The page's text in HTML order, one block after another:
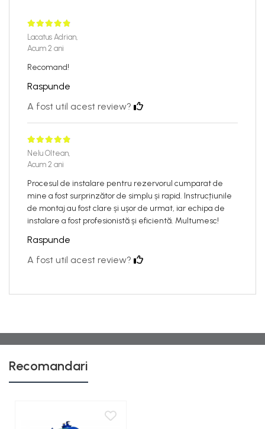
Lacatus Adrian,
Acum 2 ani
Recomand!
Raspunde
A fost util acest review?
Nelu Oltean,
Acum 2 ani
Procesul de instalare pentru rezervorul cumparat de
mine a fost surprinzător de simplu și rapid. Instrucțiunile
de montaj au fost clare și ușor de urmat, iar echipa de
instalare a fost profesionistă și eficientă. Multumesc!
Raspunde
A fost util acest review?
Recomandari